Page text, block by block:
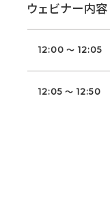
ウェビナー内容
12:00 ～ 12:05
12:05 ～ 12:50